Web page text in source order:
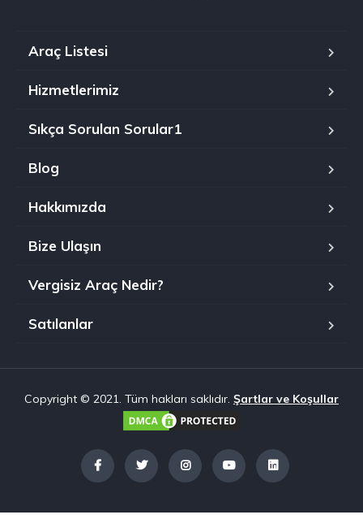
Araç Listesi
Hizmetlerimiz
Sıkça Sorulan Sorular1
Blog
Hakkımızda
Bize Ulaşın
Vergisiz Araç Nedir?
Satılanlar
Copyright © 2021. Tüm hakları saklıdır. Şartlar ve Koşullar